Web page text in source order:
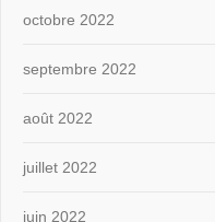
octobre 2022
septembre 2022
août 2022
juillet 2022
juin 2022